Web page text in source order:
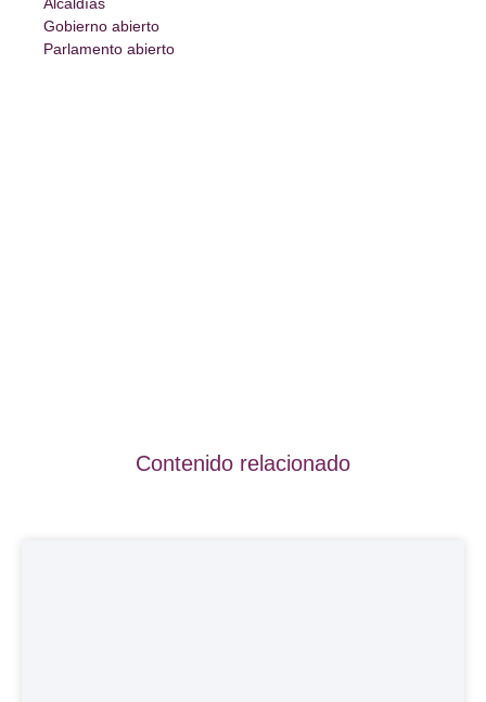
Alcaldías
Gobierno abierto
Parlamento abierto
Contenido relacionado